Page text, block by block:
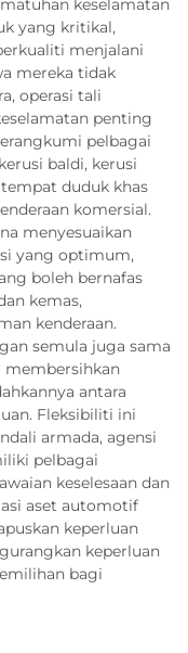
keselamatan
yang kritikal,
menjalani
mereka tidak
operasi tali
penting
pelbagai
baldi, kerusi
duduk khas
komersial.
menyesuaikan
yang optimum,
boleh bernafas
kemas,
kenderaan.
semula juga sama
membersihkan
antara
Fleksibiliti ini
armada, agensi
pelbagai
keselesaan dan
aset automotif
keperluan
keperluan
bagi